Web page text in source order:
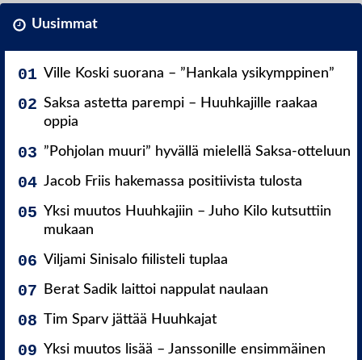
Uusimmat
Ville Koski suorana – ”Hankala ysikymppinen”
Saksa astetta parempi – Huuhkajille raakaa
oppia
”Pohjolan muuri” hyvällä mielellä Saksa-otteluun
Jacob Friis hakemassa positiivista tulosta
Yksi muutos Huuhkajiin – Juho Kilo kutsuttiin
mukaan
Viljami Sinisalo fiilisteli tuplaa
Berat Sadik laittoi nappulat naulaan
Tim Sparv jättää Huuhkajat
Yksi muutos lisää – Janssonille ensimmäinen